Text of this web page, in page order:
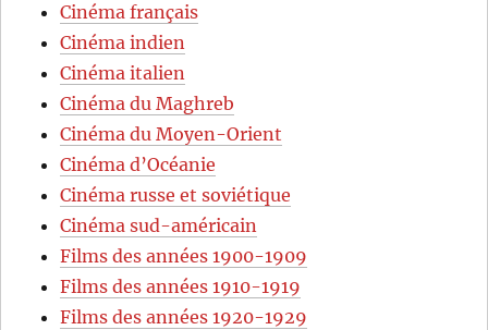
Cinéma français
Cinéma indien
Cinéma italien
Cinéma du Maghreb
Cinéma du Moyen-Orient
Cinéma d’Océanie
Cinéma russe et soviétique
Cinéma sud-américain
Films des années 1900-1909
Films des années 1910-1919
Films des années 1920-1929